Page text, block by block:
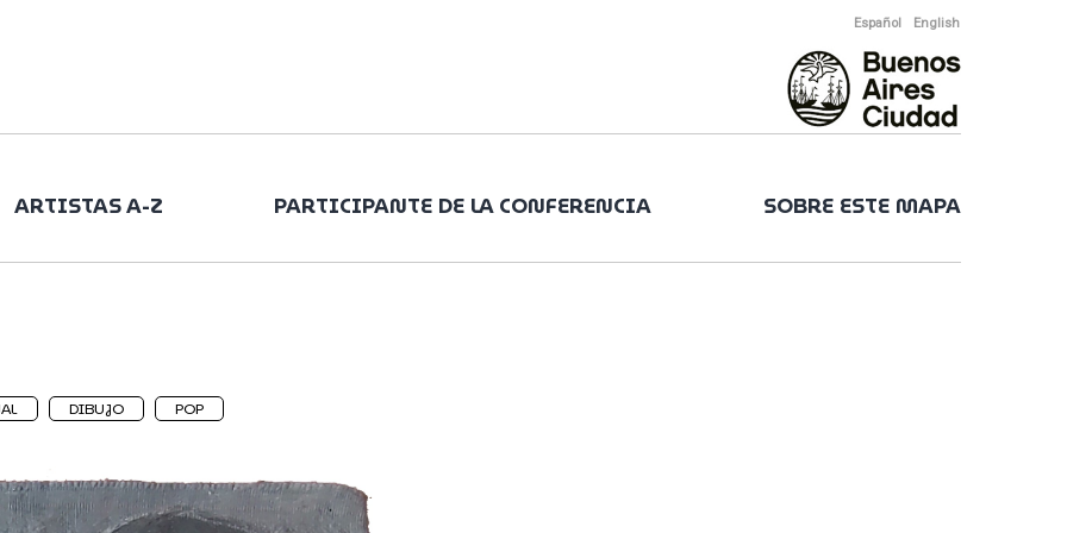
Español English
ARTISTAS A-Z PARTICIPANTE DE LA CONFERENCIA SOBRE ESTE MAPA
DIBUJO POP